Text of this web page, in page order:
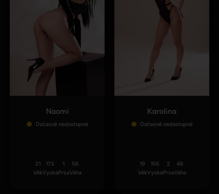
Naomi
Dočasně nedostupné
21
Věk
173
Vyska
1
Prsa
56
Váha
Karolina
Dočasně nedostupné
19
Věk
156
Vyska
2
Prsa
48
Váha